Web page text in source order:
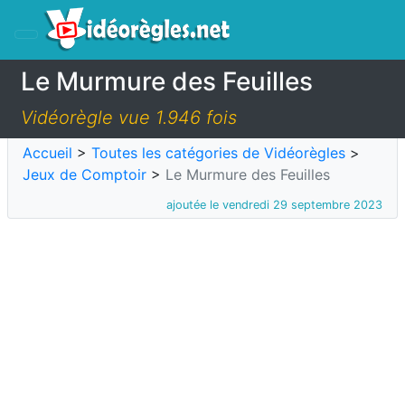
Le Murmure des Feuilles
Vidéorègle vue 1.946 fois
Accueil > Toutes les catégories de Vidéorègles >
Jeux de Comptoir > Le Murmure des Feuilles
ajoutée le vendredi 29 septembre 2023